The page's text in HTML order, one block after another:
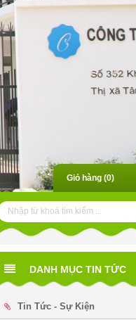
Giỏ hàng (0)
DANH MỤC TIN TỨC
Tin Tức - Sự Kiện